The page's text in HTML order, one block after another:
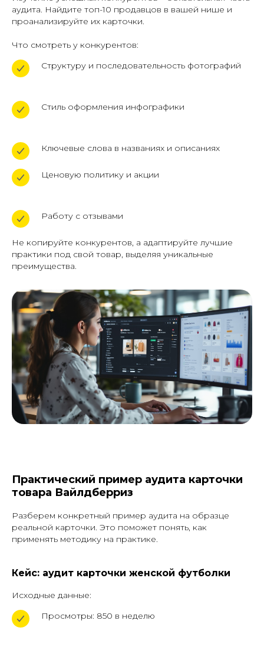
аудита. Найдите топ-10 продавцов в вашей нише и
проанализируйте их карточки.
Что смотреть у конкурентов:
Структуру и последовательность фотографий
Стиль оформления инфографики
Ключевые слова в названиях и описаниях
Ценовую политику и акции
Работу с отзывами
Не копируйте конкурентов, а адаптируйте лучшие
практики под свой товар, выделяя уникальные
преимущества.
Практический пример аудита карточки
товара Вайлдберриз
Разберем конкретный пример аудита на образце
реальной карточки. Это поможет понять, как
применять методику на практике.
Кейс: аудит карточки женской футболки
Исходные данные:
Просмотры: 850 в неделю